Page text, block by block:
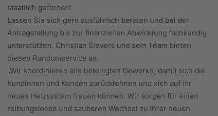
staatlich gefördert.
Lassen Sie sich gern ausführlich beraten und bei der
Antragstellung bis zur finanziellen Abwicklung fachkundig
unterstützen. Christian Sievers und sein Team bieten
diesen Rundumservice an.
„Wir koordinieren alle beteiligten Gewerke, damit sich die
Kundinnen und Kunden zurücklehnen und sich auf ihr
neues Heizsystem freuen können. Wir sorgen für einen
reibungslosen und sauberen Wechsel zu Ihrer neuen